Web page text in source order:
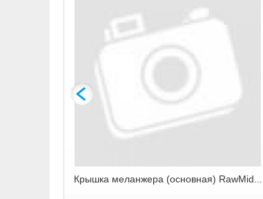
Крышка меланжера (основная) RawMid...